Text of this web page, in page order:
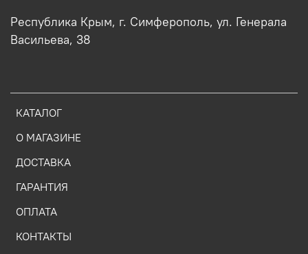
КАТАЛОГ
О МАГАЗИНЕ
ДОСТАВКА
ГАРАНТИЯ
ОПЛАТА
КОНТАКТЫ
Республика Крым, г. Симферополь, ул. Генерала
Васильева, 38